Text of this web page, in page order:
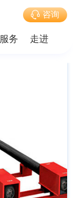
咨询
服务 走进